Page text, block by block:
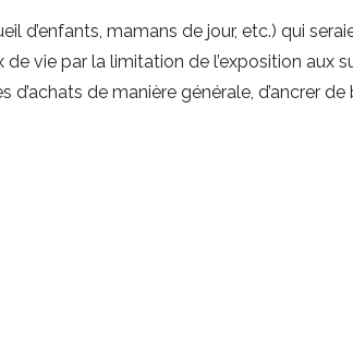
mamans de jour, etc.) qui
vie par la limitation de l’exposition aux
de manière générale, d’ancrer